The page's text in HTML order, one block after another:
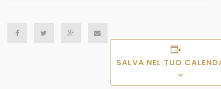
SALVA NEL TUO